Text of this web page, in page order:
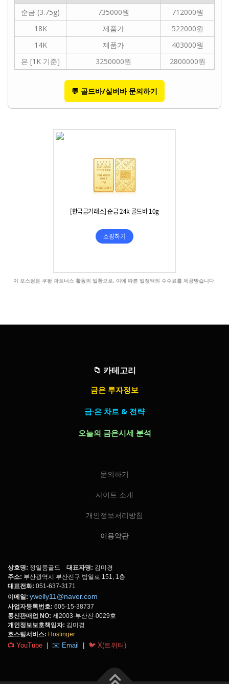
순금 (3.75g)
735000원
712000원
18K
제품가
522000원
14K
제품가
403000원
은 [1K 기준]
3250000원 2800000원
💬 골드바/실버바 문의하기
이 포스팅은 쿠팡 파트너스 활동의 일환으로, 이에 따른 일정액의 수수료를 제공받습니다.
📁 카테고리
금은 투자정보
금·은 차트 & 전략
오늘의 금은시세 분석
문의하기
사이트 소개
개인정보처리방침
이용약관
상호명: 정일품골드 대표자명: 김미경
주소: 부산광역시 부산진구 범일로 151, 1층
대표전화: 051-637-3171
이메일: ywelly11@naver.com
사업자등록번호: 605-15-38737
통신판매업 NO: 제2003-부산진-0029호
개인정보보호책임자: 김미경
호스팅서비스: Hostinger
📺 YouTube ✉️ Email 🐦 X(트위터)